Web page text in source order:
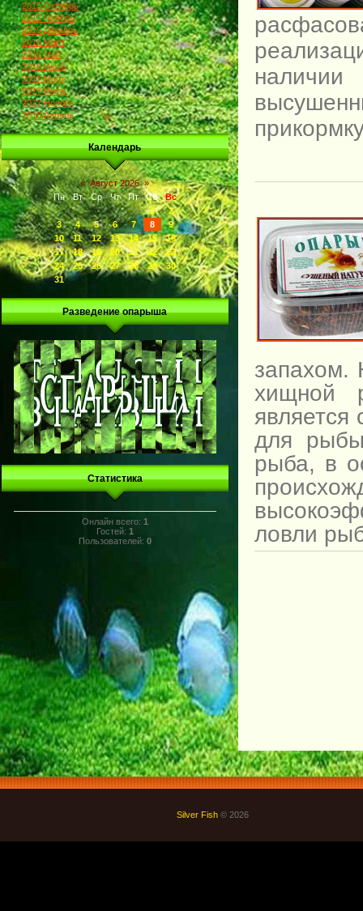
2015 Октябрь
2015 Ноябрь
2015 Декабрь
2016 Март
2016 Май
2016 Июль
2017 Март
2017 Июль
2017 Ноябрь
2018 Апрель
Календарь
« Август 2026 »
Пн
Вт Ср Чт Пт Сб
Вс
1
2
3
4 5 6 7 8
9
10
11 12 13 14 15
16
17
18 19 20 21 22
23
24
25 26 27 28 29
30
31
Разведение опарыша
Статистика
Онлайн всего: 1
Гостей: 1
Пользователей: 0
запахом.
хищной
является
для
рыба, в
ловли
Silver Fish © 2026